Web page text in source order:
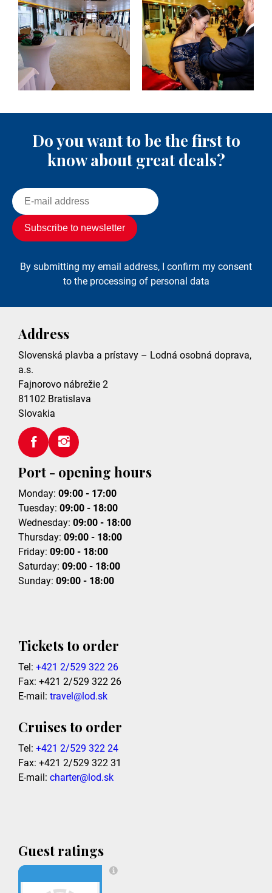
Do you want to be the first to
know about great deals?
By submitting my email address, I confirm my consent
to the processing of personal data
Address
Slovenská plavba a prístavy – Lodná osobná doprava,
a.s.
Fajnorovo nábrežie 2
81102 Bratislava
Slovakia
Port - opening hours
Monday: 09:00 - 17:00
Tuesday: 09:00 - 18:00
Wednesday: 09:00 - 18:00
Thursday: 09:00 - 18:00
Friday: 09:00 - 18:00
Saturday: 09:00 - 18:00
Sunday: 09:00 - 18:00
Tickets to order
Tel: +421 2/529 322 26
Fax: +421 2/529 322 26
E-mail: travel@lod.sk
Cruises to order
Tel: +421 2/529 322 24
Fax: +421 2/529 322 31
E-mail: charter@lod.sk
Guest ratings